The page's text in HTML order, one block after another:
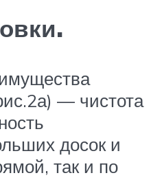
— чистота
досок и
так и по